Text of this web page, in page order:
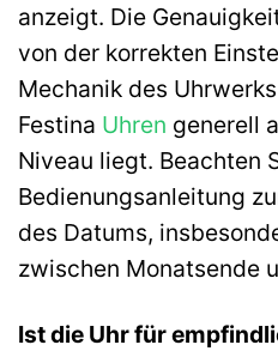
anzeigt. Die
von der korrekten
Mechanik des
Festina Uhren generell
Niveau liegt. Beachten
Bedienungsanleitung
des Datums,
zwischen Monatsende
Ist die Uhr für